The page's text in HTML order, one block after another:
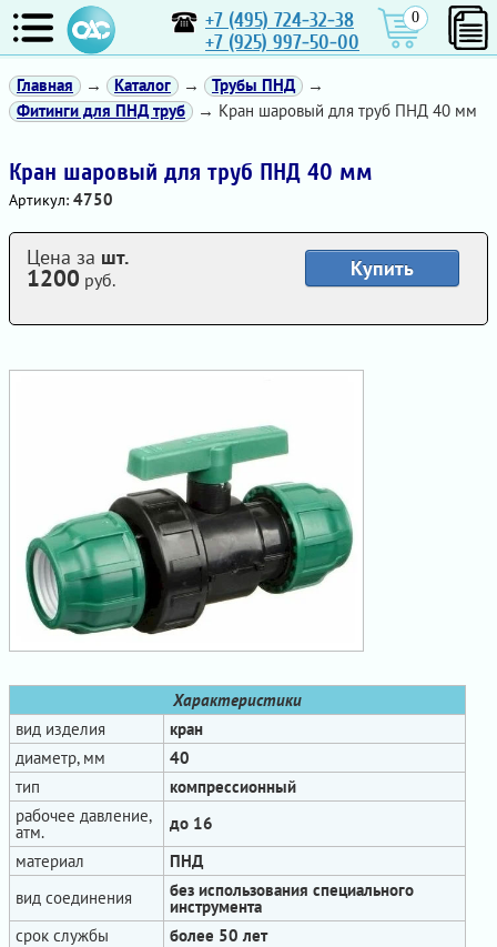
+7 (495) 724-32-38
+7 (925) 997-50-00
0
Главная → Каталог → Трубы ПНД
→
Фитинги для ПНД труб
→ Кран шаровый для труб ПНД 40 мм
Кран шаровый для труб ПНД 40 мм
Артикул: 4750
Характеристики
вид изделия
кран
диаметр, мм
40
тип
компрессионный
рабочее давление,
атм.
до 16
материал
ПНД
вид соединения
без использования специального
инструмента
срок службы
более 50 лет
Купить
Цена за шт.
1200 руб.